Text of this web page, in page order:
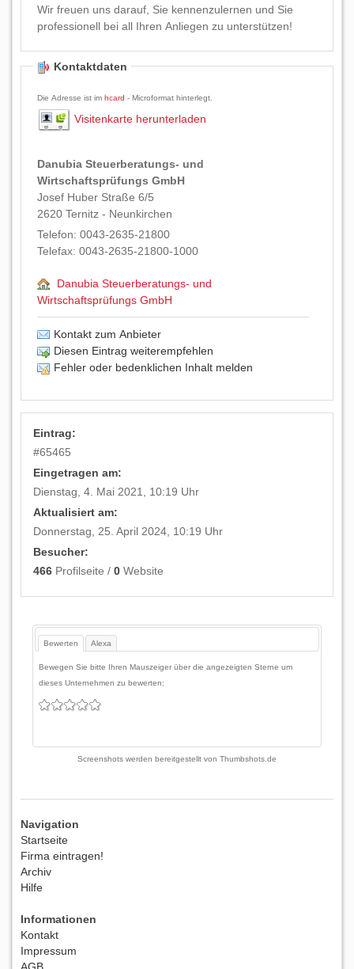
Wir freuen uns darauf, Sie kennenzulernen und Sie
professionell bei all Ihren Anliegen zu unterstützen!
Kontaktdaten
Die Adresse ist im hcard - Microformat hinterlegt.
Visitenkarte herunterladen
Danubia Steuerberatungs- und
Wirtschaftsprüfungs GmbH
Josef Huber Straße 6/5
2620 Ternitz - Neunkirchen
Telefon: 0043-2635-21800
Telefax: 0043-2635-21800-1000
Danubia Steuerberatungs- und
Wirtschaftsprüfungs GmbH
Kontakt zum Anbieter
Diesen Eintrag weiterempfehlen
Fehler oder bedenklichen Inhalt melden
Eintrag:
#65465
Eingetragen am:
Dienstag, 4. Mai 2021, 10:19 Uhr
Aktualisiert am:
Donnerstag, 25. April 2024, 10:19 Uhr
Besucher:
466 Profilseite /0 Website
Bewerten Alexa
Bewegen Sie bitte Ihren Mauszeiger über die angezeigten Sterne um
dieses Unternehmen zu bewerten:
Screenshots werden bereitgestellt von Thumbshots.de
Navigation
Startseite
Firma eintragen!
Archiv
Hilfe
Informationen
Kontakt
Impressum